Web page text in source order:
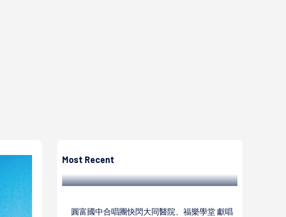
Most Recent
11日邀2家企業招募50名新血
圓富國中合唱團快閃大同醫院、福樂學堂 獻唱